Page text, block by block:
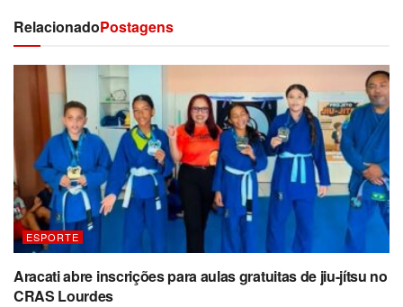
RelacionadoPostagens
ESPORTE
Aracati abre inscrições para aulas gratuitas de jiu-jítsu no
CRAS Lourdes